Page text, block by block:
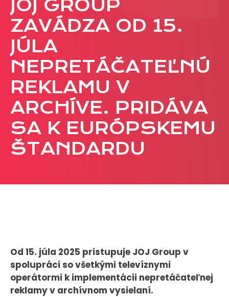
REKLAMA
Viac o reklamných formátoch
Obchodné podmienky
Prezentácia 2026
CASE STUDIES
O NÁS
Tím
VEREJNÉ VYSIELANIE MS 2026
JOJ GROUP
ZAVÁDZA OD 15.
JÚLA
NEPRETÁČATEĽNÚ
REKLAMU V
ARCHÍVE. PRIDÁVA
SA K EURÓPSKEMU
ŠTANDARDU
Od 15. júla 2025 pristupuje JOJ Group v
spolupráci so všetkými televíznymi
operátormi k implementácii nepretáčateľnej
reklamy v archívnom vysielaní.